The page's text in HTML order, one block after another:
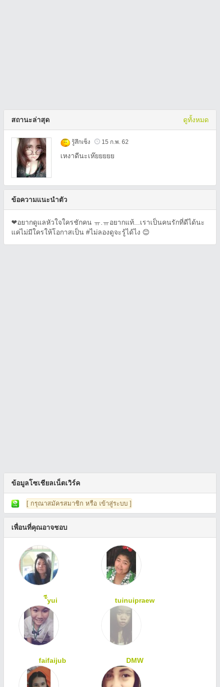
สถานะล่าสุด ดูทั้งหมด
รู้สึกเซ็ง 15 ก.พ. 62
เหงาดีนะเห๊ยยยยย
ข้อความแนะนำตัว
❤อยากดูแลหัวใจใครชักคน ㅠ.ㅠอยากแท้...เราเป็นคนรักที่ดีได้นะ
แค่ไม่มีใครให้โอกาสเป็น #ไม่ลองดูจะรู้ได้ไง 😊
ข้อมูลโซเชียลเน็ตเวิร์ค
[ กรุณาสมัครสมาชิก หรือ เข้าสู่ระบบ ]
เพื่อนที่คุณอาจชอบ
ัีyui tuinuipraew
faifaijub DMW